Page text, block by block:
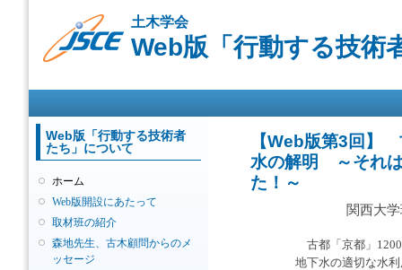
ン
コ
移
土木学会
Web版「行動する技術
Web版「行動する技術者
たち」について
ホーム
Web版開設にあたって
取材班の紹介
森地先生、古木顧問からのメ
ッセージ
【Web版第3回】
水の解明 ～それ
た！～
関西大
古都「京都」
地下水の適切な水